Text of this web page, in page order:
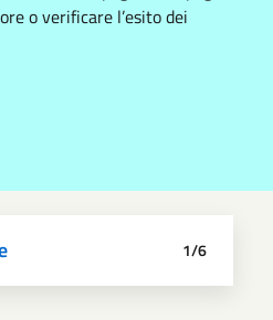
o verificare l’esito dei
1/6